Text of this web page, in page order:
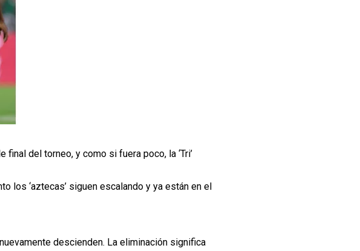
final del torneo, y como si fuera poco, la ‘Tri’
los ‘aztecas’ siguen escalando y ya están en el
descienden. La eliminación significa